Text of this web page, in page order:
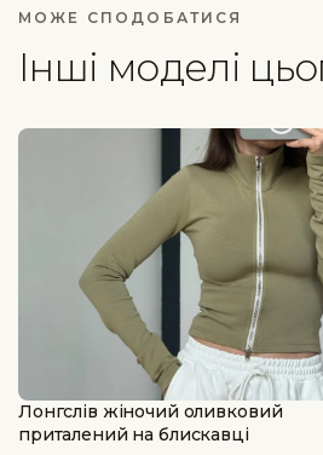
МОЖЕ СПОДОБАТИСЯ
Інші моделі
Лонгслів жіночий оливковий
приталений на блискавці